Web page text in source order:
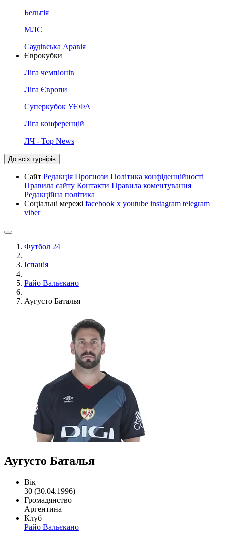
Бельгія
МЛС
Саудівська Аравія
Єврокубки
Ліга чемпіонів
Ліга Європи
Суперкубок УЄФА
Ліга конференцій
ЛЧ - Top News
До всіх турнірів
Сайт Редакція Прогнози Політика конфіденційності
Правила сайту Контакти Правила коментування
Редакційна політика
Соціальні мережі facebook x youtube instagram telegram
viber
Футбол 24
Іспанія
Райо Вальєкано
Аугусто Баталья
Аугусто Баталья
Вік
30 (30.04.1996)
Громадянство
Аргентина
Клуб
Райо Вальєкано